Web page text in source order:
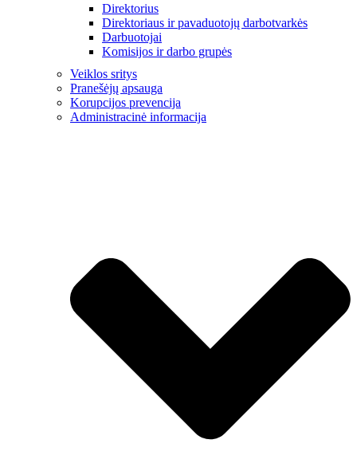
Direktorius
Direktoriaus ir pavaduotojų darbotvarkės
Darbuotojai
Komisijos ir darbo grupės
Veiklos sritys
Pranešėjų apsauga
Korupcijos prevencija
Administracinė informacija